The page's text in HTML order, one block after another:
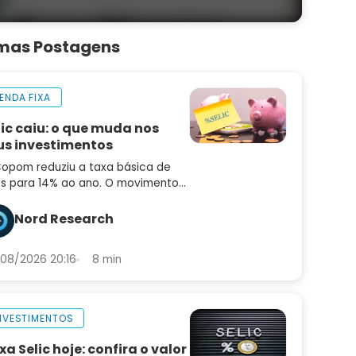
Postagens
FIXA
caiu: o que muda nos
investimentos
reduziu a taxa básica de
para 14% ao ano. O movimento
sinais importantes sobre os
passos
Nord Research
2026 20:16 8 min
Selic hoje: confira o valor